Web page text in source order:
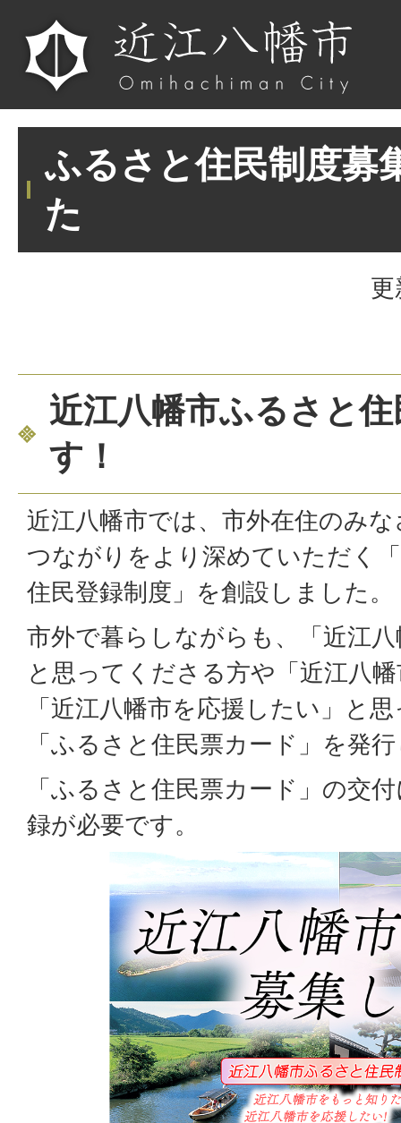
ふるさと住民制度募
た
近江八幡市ふるさと
す！
近江八幡市では、市外在住のみ
つながりをより深めていただく
住民登録制度」を創設しました。
市外で暮らしながらも、「近江
と思ってくださる方や「近江八
「近江八幡市を応援したい」と
「ふるさと住民票カード」を発
「ふるさと住民票カード」の交
録が必要です。